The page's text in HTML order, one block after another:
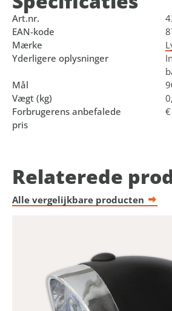
Art.nr.
EAN-kode
Mærke
Yderligere oplysninger
Mål
Vægt (kg)
Forbrugerens anbefalede
pris
Relaterede
Alle vergelijkbare producten